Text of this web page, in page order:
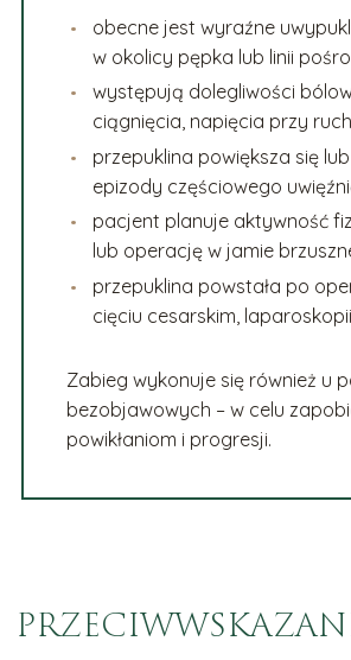
obecne jest wyraźne
w okolicy pępka lub linii
występują dolegliwości
ciągnięcia, napięcia przy
przepuklina powiększa się
epizody częściowego
pacjent planuje aktywność
lub operację w jamie
przepuklina powstała po
cięciu cesarskim,
Zabieg wykonuje się również u
bezobjawowych – w celu
powikłaniom i progresji.